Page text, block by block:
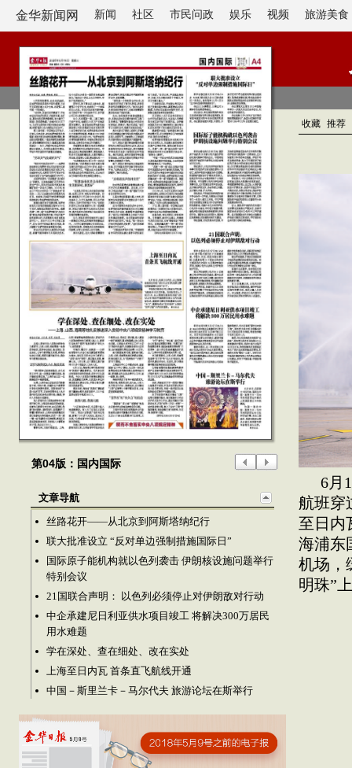
金华新闻网 新闻 社区 市民问政 娱乐 视频 旅游美食
第04版：国内国际
文章导航
丝路花开——从北京到阿斯塔纳纪行
联大批准设立 “反对单边强制措施国际日”
国际原子能机构就以色列袭击 伊朗核设施问题举行
特别会议
21国联合声明： 以色列必须停止对伊朗敌对行动
中企承建尼日利亚供水项目竣工 将解决300万居民
用水难题
学在深处、查在细处、改在实处
上海至日内瓦 首条直飞航线开通
中国－斯里兰卡－马尔代夫 旅游论坛在斯举行
收藏 推荐
6月
航班穿
至日内
海浦东
机场，
明珠”